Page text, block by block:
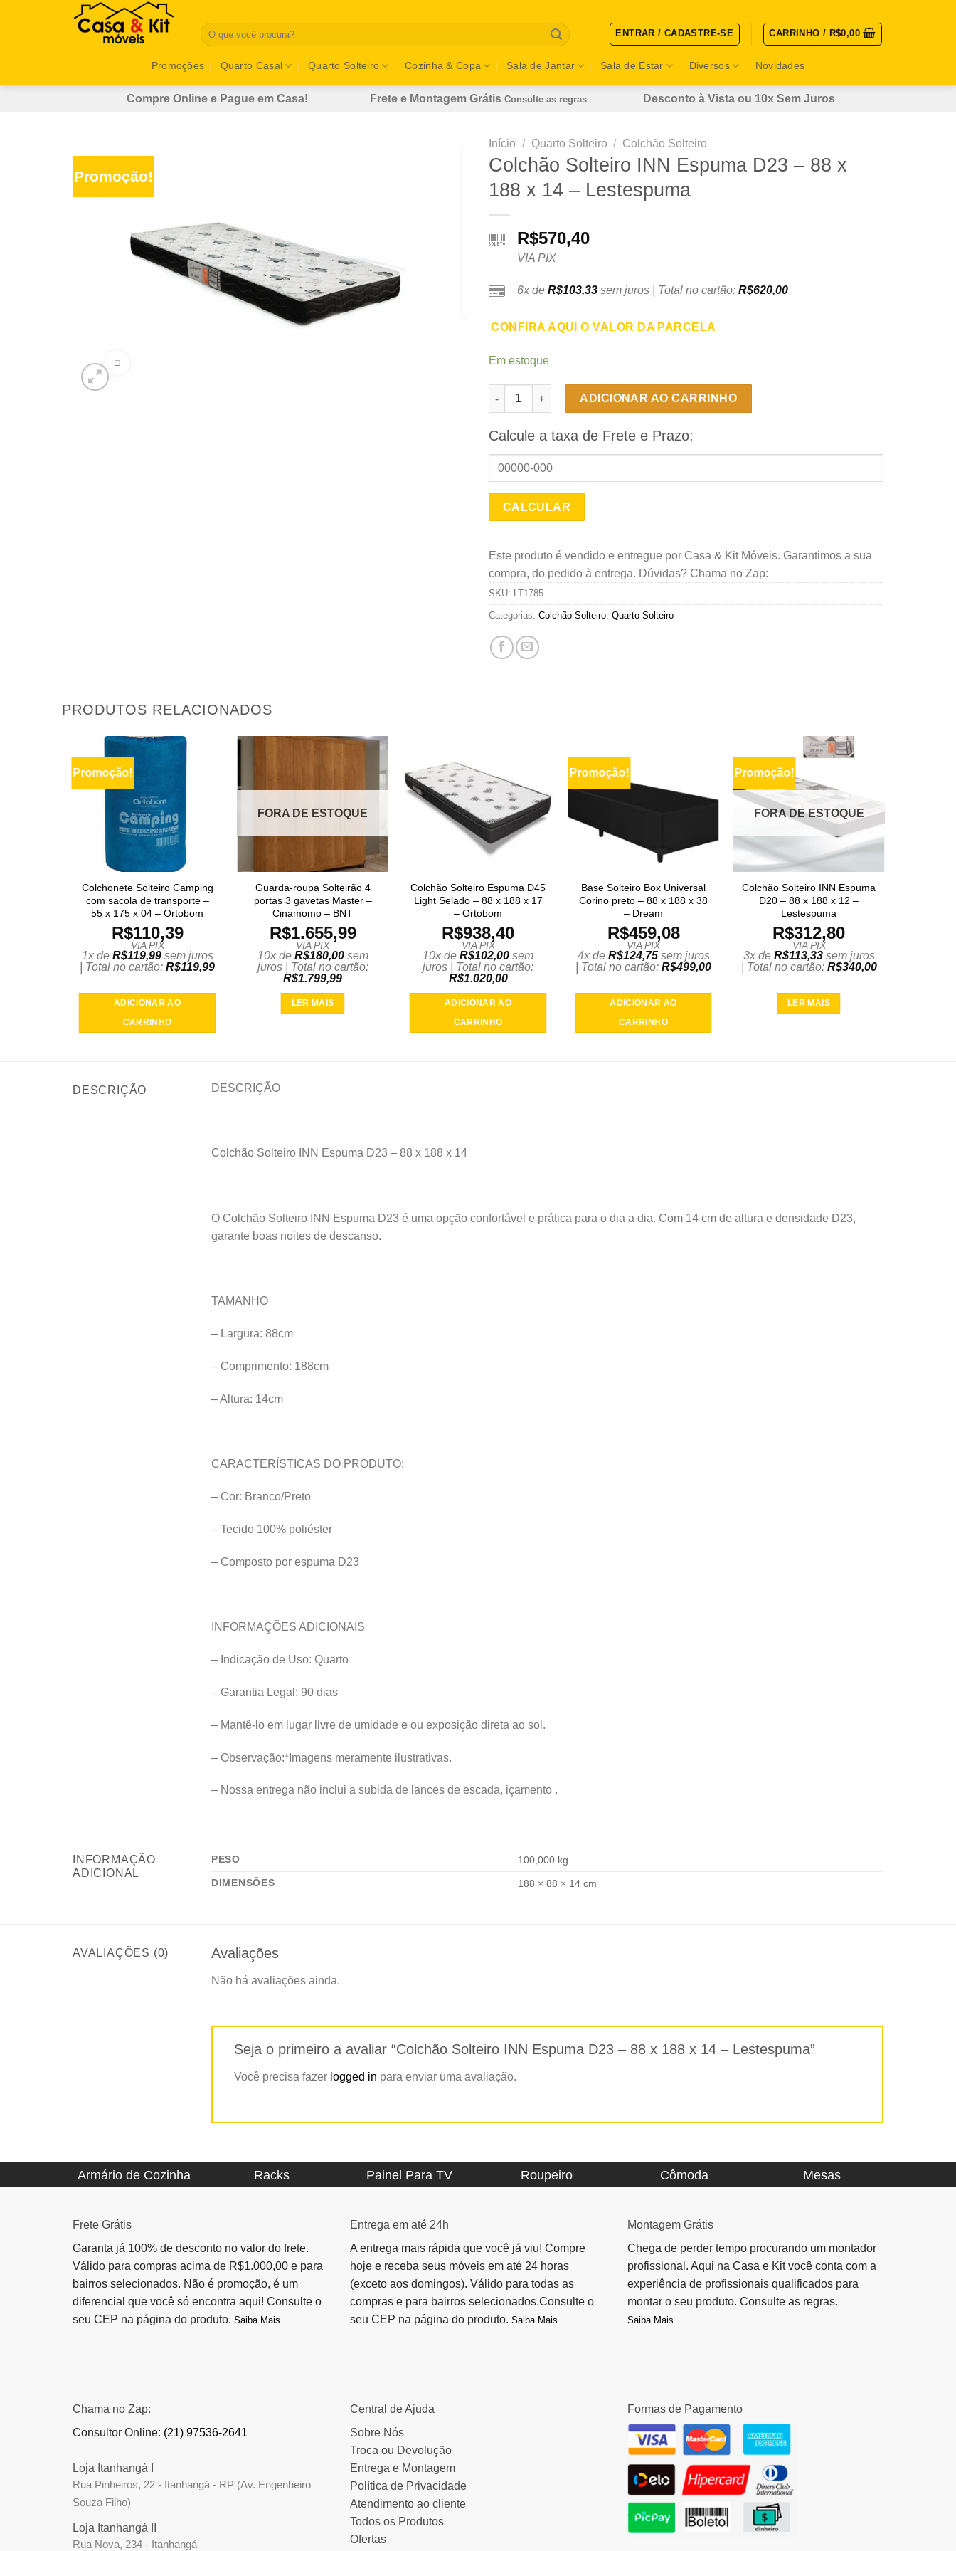
Pesquisar
por:
ENTRAR / CADASTRE-SE CARRINHO / R$0,00
Promoções Quarto Casal Quarto Solteiro Cozinha & Copa Sala de Jantar Sala de Estar Diversos Novidades
Compre Online e Pague em Casa! Frete e Montagem Grátis Consulte as regras Desconto à Vista ou 10x Sem Juros
Promoção!
Início / Quarto Solteiro / Colchão Solteiro
Colchão Solteiro INN Espuma D23 – 88 x
188 x 14 – Lestespuma
R$570,40
VIA PIX
6x de R$103,33 sem juros | Total no cartão: R$620,00
CONFIRA AQUI O VALOR DA PARCELA
Em estoque
Colchão Solteiro INN Espuma D23 - 88 x 188 x 14 - Lestespuma quantidade
ADICIONAR AO CARRINHO
Calcule a taxa de Frete e Prazo:
Este produto é vendido e entregue por Casa & Kit Móveis. Garantimos a sua
compra, do pedido à entrega. Dúvidas? Chama no Zap:
SKU: LT1785
Categorias: Colchão Solteiro Quarto Solteiro
PRODUTOS RELACIONADOS
Promoção!
Colchonete Solteiro Camping
com sacola de transporte –
55 x 175 x 04 – Ortobom
R$110,39
VIA PIX
1x de R$119,99sem juros
| Total no cartão: R$119,99
ADICIONAR AO
CARRINHO
FORA DE ESTOQUE
Guarda-roupa Solteirão 4
portas 3 gavetas Master –
Cinamomo – BNT
R$1.655,99
VIA PIX
10x de R$180,00sem
juros | Total no cartão:
R$1.799,99
LER MAIS
Colchão Solteiro Espuma D45
Light Selado – 88 x 188 x 17
– Ortobom
R$938,40
VIA PIX
10x de R$102,00 sem
juros | Total no cartão:
R$1.020,00
ADICIONAR AO
CARRINHO
Promoção!
Base Solteiro Box Universal
Corino preto – 88 x 188 x 38
– Dream
R$459,08
VIA PIX
4x de R$124,75sem juros
| Total no cartão: R$499,00
ADICIONAR AO
CARRINHO
Promoção!
FORA DE ESTOQUE
Colchão Solteiro INN Espuma
D20 – 88 x 188 x 12 –
Lestespuma
R$312,80
VIA PIX
3x de R$113,33sem juros
| Total no cartão: R$340,00
LER MAIS
DESCRIÇÃO DESCRIÇÃO
Colchão Solteiro INN Espuma D23 – 88 x 188 x 14
O Colchão Solteiro INN Espuma D23 é uma opção confortável e prática para o dia a dia. Com 14 cm de altura e densidade D23,
garante boas noites de descanso.
TAMANHO
– Largura: 88cm
– Comprimento: 188cm
– Altura: 14cm
CARACTERÍSTICAS DO PRODUTO:
– Cor: Branco/Preto
– Tecido 100% poliéster
– Composto por espuma D23
INFORMAÇÕES ADICIONAIS
– Indicação de Uso: Quarto
– Garantia Legal: 90 dias
– Mantê-lo em lugar livre de umidade e ou exposição direta ao sol.
– Observação:*Imagens meramente ilustrativas.
– Nossa entrega não inclui a subida de lances de escada, içamento .
INFORMAÇÃO
ADICIONAL
PESO
100,000 kg
DIMENSÕES
188 × 88 × 14 cm
AVALIAÇÕES (0) Avaliações
Não há avaliações ainda.
Seja o primeiro a avaliar “Colchão Solteiro INN Espuma D23 – 88 x 188 x 14 – Lestespuma”
Você precisa fazer logged in para enviar uma avaliação.
Armário de Cozinha Racks Painel Para TV Roupeiro Cômoda Mesas
Frete Grátis
Garanta já 100% de desconto no valor do frete.
Válido para compras acima de R$1.000,00 e para
bairros selecionados. Não é promoção, é um
diferencial que você só encontra aqui! Consulte o
seu CEP na página do produto. Saiba Mais
Entrega em até 24h
A entrega mais rápida que você já viu! Compre
hoje e receba seus móveis em até 24 horas
(exceto aos domingos). Válido para todas as
compras e para bairros selecionados.Consulte o
seu CEP na página do produto. Saiba Mais
Montagem Grátis
Chega de perder tempo procurando um montador
profissional. Aqui na Casa e Kit você conta com a
experiência de profissionais qualificados para
montar o seu produto. Consulte as regras.
Saiba Mais
Chama no Zap:
Consultor Online: (21) 97536-2641
Loja Itanhangá I
Rua Pinheiros, 22 - Itanhangá - RP (Av. Engenheiro
Souza Filho)
Loja Itanhangá II
Rua Nova, 234 - Itanhangá
Central de Ajuda
Sobre Nós
Troca ou Devolução
Entrega e Montagem
Política de Privacidade
Atendimento ao cliente
Todos os Produtos
Ofertas
Formas de Pagamento